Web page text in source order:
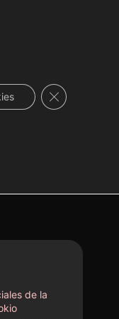
de la
Cerrar el